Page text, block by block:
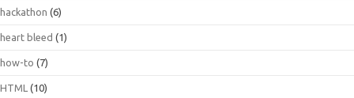
hackathon (6)
heart bleed (1)
how-to (7)
HTML (10)